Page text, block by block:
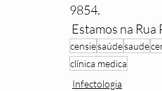
9854.
Estamos na
censiesaúdesaude
clínica medica
Infectologia